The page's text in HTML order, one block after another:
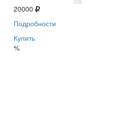
20000
Подробности
Купить
%